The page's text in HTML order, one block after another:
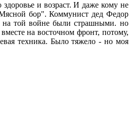
и возраст. И даже кому не
бор". Коммунист дед Федор
той войне были страшными. но
на восточном фронт, потому,
техника. Было тяжело - но моя